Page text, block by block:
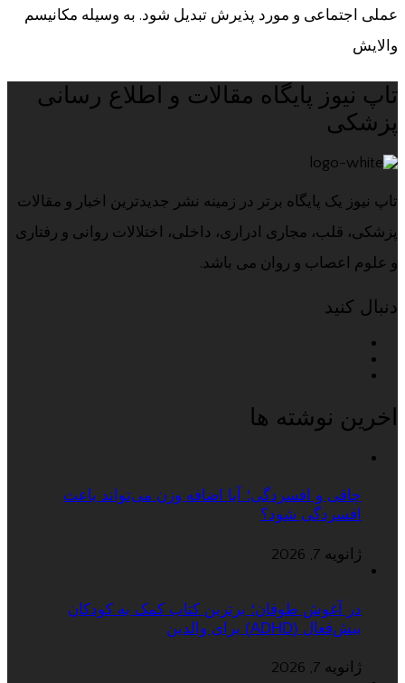
عملی اجتماعی و مورد پذیرش تبدیل شود. به وسیله مکانیسم
والایش
تاپ نیوز پایگاه مقالات و اطلاع رسانی
پزشکی
تاپ نیوز یک پایگاه برتر در زمینه نشر جدیدترین اخبار و مقالات
پزشکی، قلب، مجاری ادراری، داخلی، اختلالات روانی و رفتاری
و علوم اعصاب و روان می باشد.
دنبال کنید
اخرین نوشته ها
چاقی و افسردگی؛ آیا اضافه وزن می‌تواند باعث
افسردگی شود؟
ژانویه 7, 2026
در آغوش طوفان؛ برترین کتاب کمک به کودکان
بیش‌فعال (ADHD) برای والدین
ژانویه 7, 2026